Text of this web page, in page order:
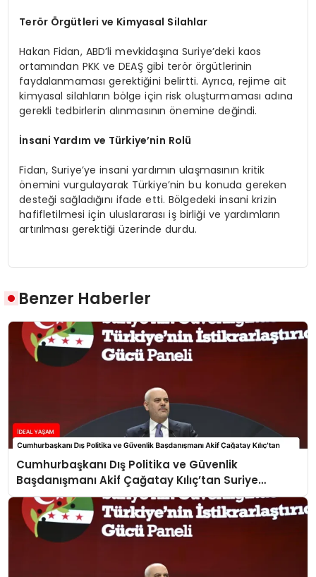
Terör Örgütleri ve Kimyasal Silahlar
Hakan Fidan, ABD’li mevkidaşına Suriye’deki kaos
ortamından PKK ve DEAŞ gibi terör örgütlerinin
faydalanmaması gerektiğini belirtti. Ayrıca, rejime ait
kimyasal silahların bölge için risk oluşturmaması adına
gerekli tedbirlerin alınmasının önemine değindi.
İnsani Yardım ve Türkiye’nin Rolü
Fidan, Suriye’ye insani yardımın ulaşmasının kritik
önemini vurgulayarak Türkiye’nin bu konuda gereken
desteği sağladığını ifade etti. Bölgedeki insani krizin
hafifletilmesi için uluslararası iş birliği ve yardımların
artırılması gerektiği üzerinde durdu.
Benzer Haberler
Cumhurbaşkanı Dış Politika ve Güvenlik
Başdanışmanı Akif Çağatay Kılıç’tan Suriye
Panelinde Önemli Açıklamalar